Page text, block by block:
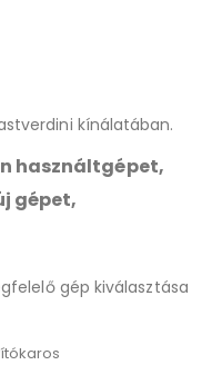
kínálatában.
használtgépet,
gépet,
gép kiválasztása